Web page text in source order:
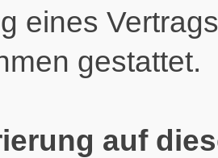
eines
gestattet.
auf